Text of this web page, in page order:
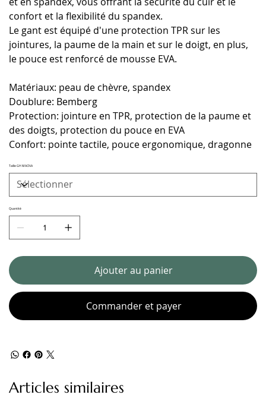
confort et la flexibilité du spandex.
Le gant est équipé d'une protection TPR sur les
jointures, la paume de la main et sur le doigt, en plus,
le pouce est renforcé de mousse EVA.
Matériaux: peau de chèvre, spandex
Doublure: Bemberg
Protection: jointure en TPR, protection de la paume et
des doigts, protection du pouce en EVA
Confort: pointe tactile, pouce ergonomique, dragonne
Taille GH MACNA
Quantité
Ajouter au panier
Commander et payer
Articles similaires